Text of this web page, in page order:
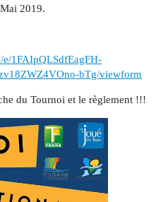
2019.
1FAIpQLSdfEagFH-
bTg/viewform
du Tournoi et le règlement !!!